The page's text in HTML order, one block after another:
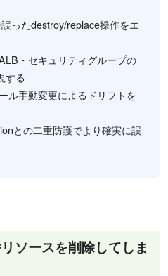
ったdestroy/replace操作をエ
・セキュリティグループの
する
ル手動変更によるドリフトを
との二重防護でより確実に誤
ソースを削除してしま